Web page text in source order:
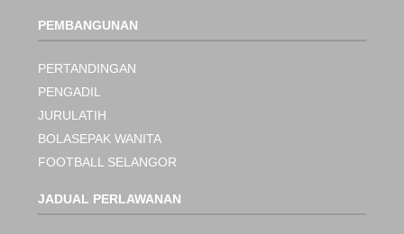
PEMBANGUNAN
PERTANDINGAN
PENGADIL
JURULATIH
BOLASEPAK WANITA
FOOTBALL SELANGOR
JADUAL PERLAWANAN